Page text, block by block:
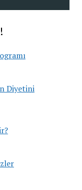
Diyetini